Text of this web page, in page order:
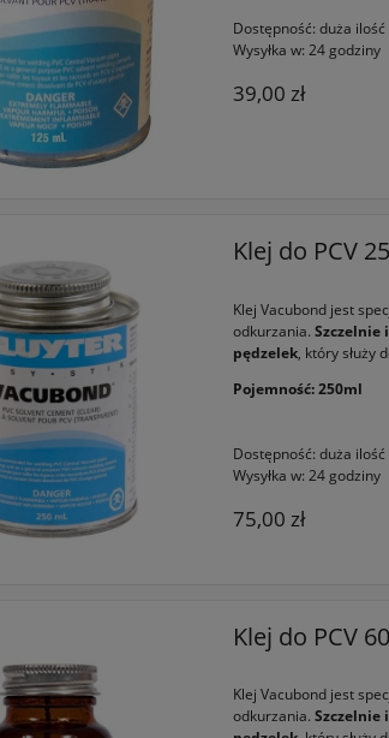
Dostępność: duża ilość
Wysyłka w: 24 godziny
39,00 zł
Klej do PCV
Klej Vacubond jest
odkurzania. Szczelnie
pędzelek, który służy
Pojemność: 250ml
Dostępność: duża ilość
Wysyłka w: 24 godziny
75,00 zł
Klej do PCV
Klej Vacubond jest
odkurzania. Szczelnie